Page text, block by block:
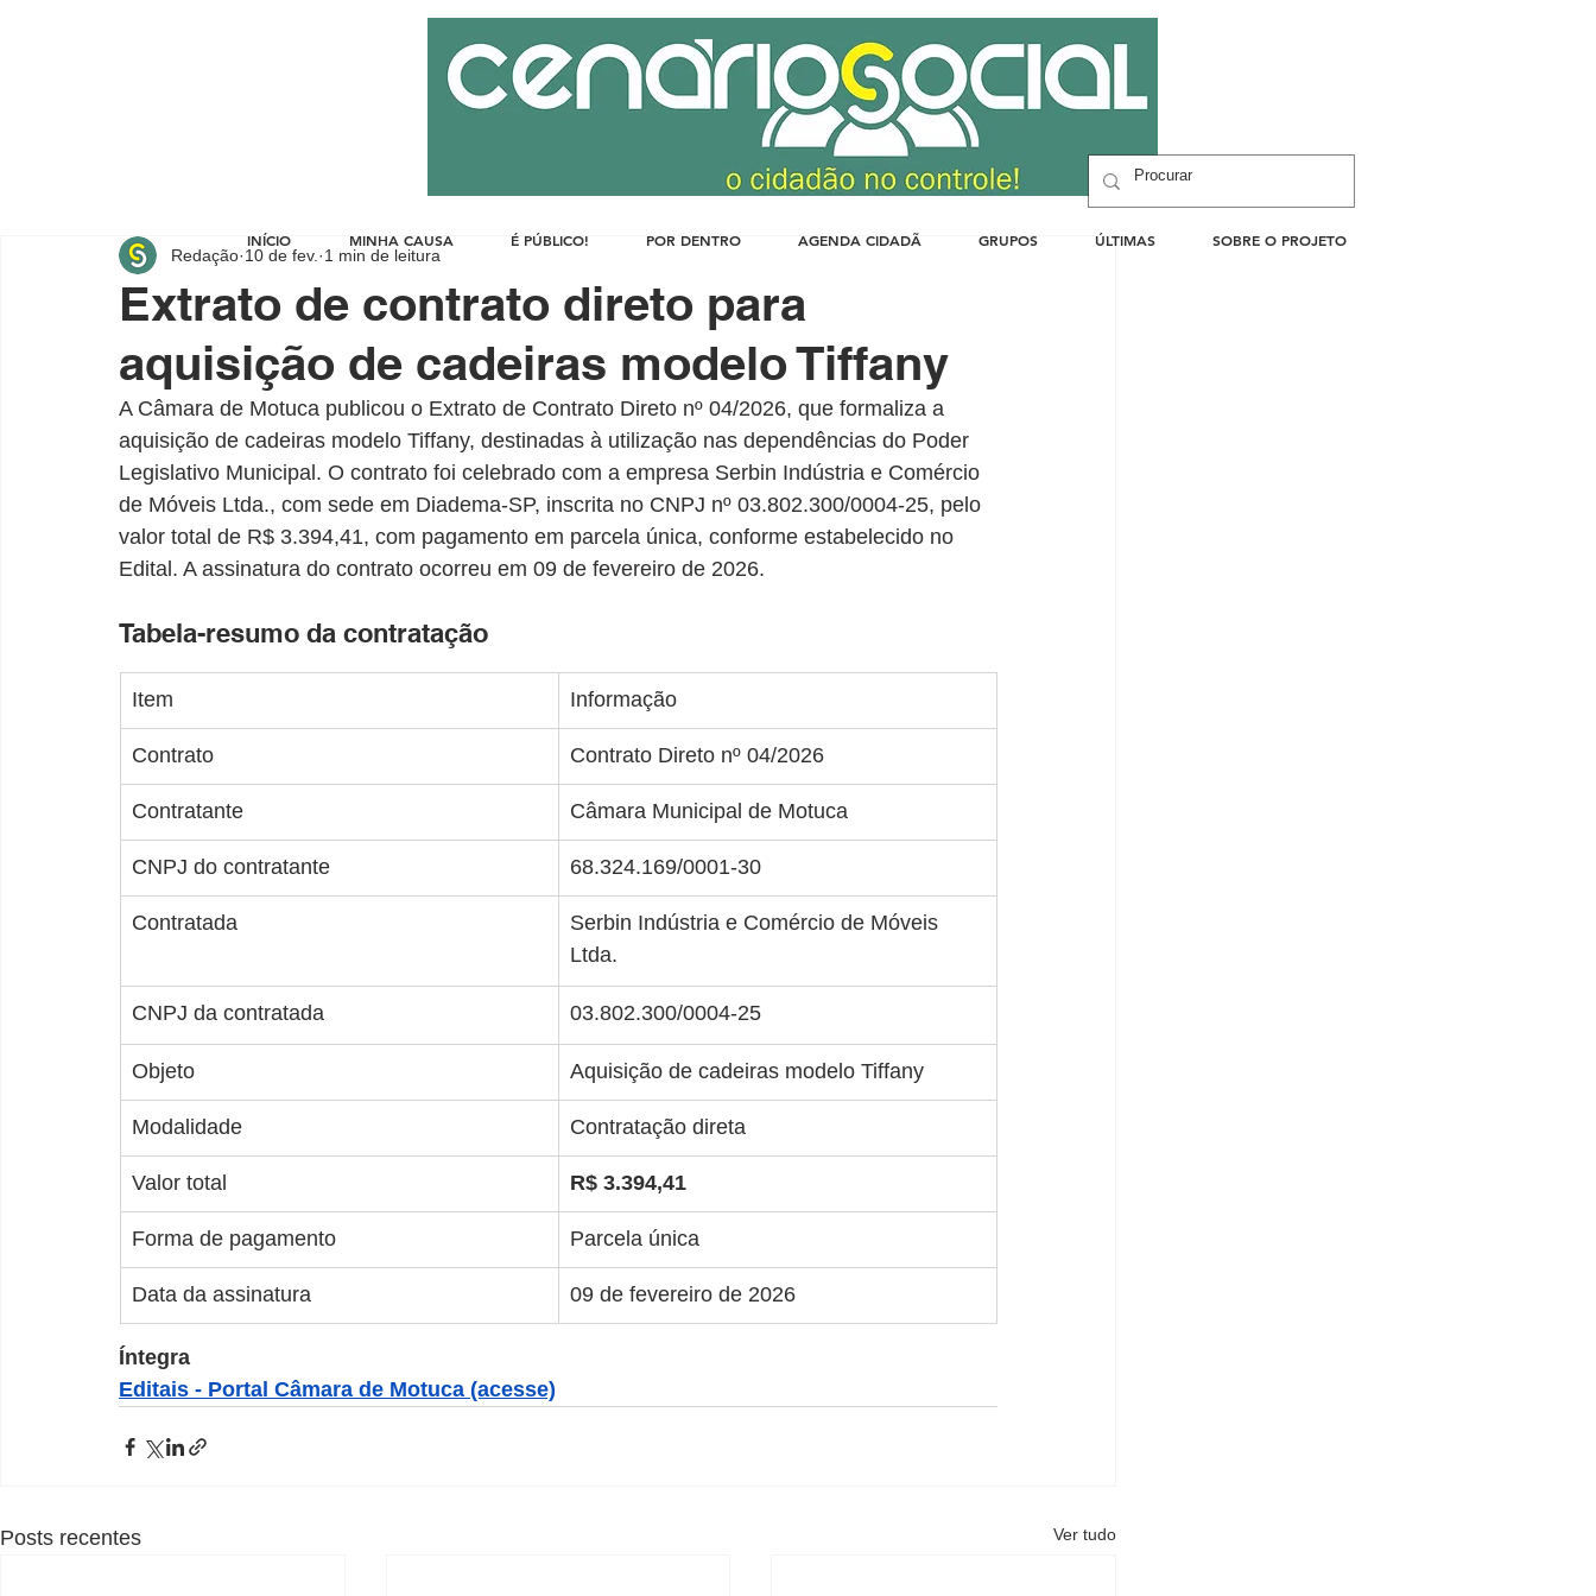
Extrato de contrato direto para
aquisição de cadeiras modelo Tiffany
Redação 10 de fev. 1 min de leitura
A Câmara de Motuca publicou o Extrato de Contrato Direto nº 04/2026, que formaliza a
aquisição de cadeiras modelo Tiffany, destinadas à utilização nas dependências do Poder
Legislativo Municipal. O contrato foi celebrado com a empresa Serbin Indústria e Comércio
de Móveis Ltda., com sede em Diadema-SP, inscrita no CNPJ nº 03.802.300/0004-25, pelo
valor total de R$ 3.394,41, com pagamento em parcela única, conforme estabelecido no
Edital. A assinatura do contrato ocorreu em 09 de fevereiro de 2026.
Tabela-resumo da contratação
Item Informação
Contrato Contrato Direto nº 04/2026
Contratante Câmara Municipal de Motuca
CNPJ do contratante 68.324.169/0001-30
Contratada
Serbin Indústria e Comércio de Móveis
Ltda.
CNPJ da contratada 03.802.300/0004-25
Objeto Aquisição de cadeiras modelo Tiffany
Modalidade Contratação direta
Valor total R$ 3.394,41
Forma de pagamento Parcela única
Data da assinatura 09 de fevereiro de 2026
Íntegra
Editais - Portal Câmara de Motuca (acesse)
Posts recentes Ver tudo
INÍCIO MINHA CAUSA É PÚBLICO! POR DENTRO AGENDA CIDADÃ GRUPOS ÚLTIMAS SOBRE O PROJETO